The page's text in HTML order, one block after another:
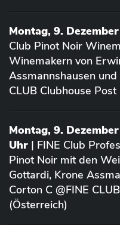
Montag, 9.
Club Pinot Noir
Winemakern von
Assmannshausen und
CLUB Clubhouse
Montag, 9.
Uhr | FINE Club
Pinot Noir mit den
Gottardi, Krone
Corton C @FINE
(Österreich)